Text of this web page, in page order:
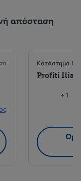
απόσταση
Κατάστημα
Profiti Ilia,
+ 1